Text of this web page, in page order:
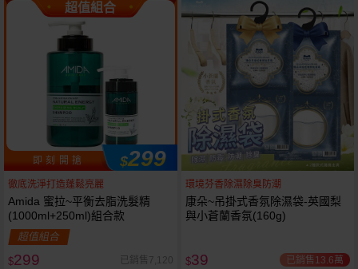
超值組合
即 刻 開 搶 $299
徹底洗淨打造蓬鬆亮麗
Amida 蜜拉~平衡去脂洗髮精
(1000ml+250ml)組合款
超值組合
$299 已銷售7,120
環境芬香除濕除臭防潮
康朵~吊掛式香氛除濕袋-英國梨
與小蒼蘭香氛(160g)
$39 已銷售13.6萬